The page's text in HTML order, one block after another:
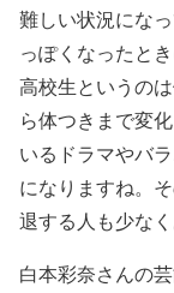
難しい状況にな
っぽくなったと
高校生というの
ら体つきまで変
いるドラマやバ
になりますね。
退する人も少なく
白本彩奈さんの